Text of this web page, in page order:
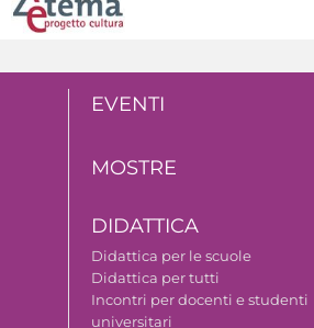
EVENTI
MOSTRE
DIDATTICA
Didattica per le scuole
Didattica per tutti
Incontri per docenti e studenti
universitari